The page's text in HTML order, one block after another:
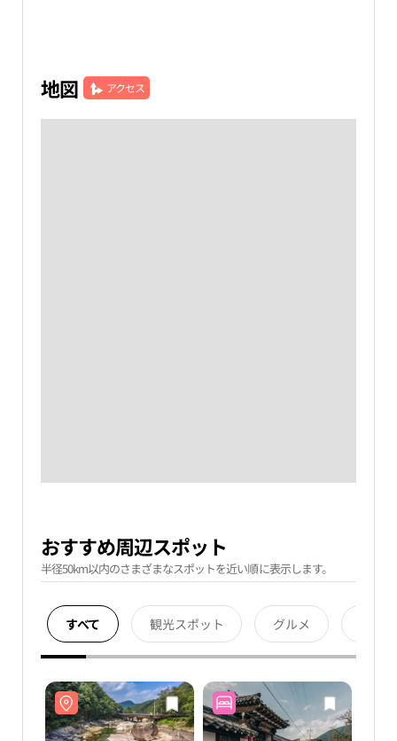
地図 アクセス
おすすめ周辺スポット
半径50km以内のさまざまなスポットを近い順に表示します。
すべて 観光スポット グルメ